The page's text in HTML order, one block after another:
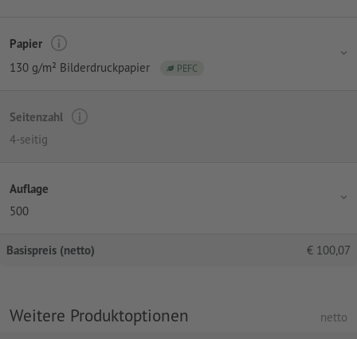
Papier
130 g/m² Bilderdruckpapier
PEFC
Seitenzahl
4-seitig
Auflage
500
Basispreis (netto) € 100,07
Weitere Produktoptionen netto